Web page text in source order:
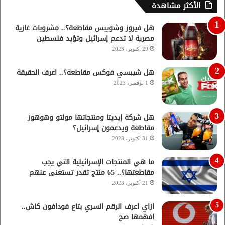
الأكثر مشاهدة
هل فيروز وشويبس مقاطعة؟.. مشروبات غازية
مصرية لا تدعم إسرائيل وتؤيد فلسطين
29 أكتوبر، 2023
هل شيبسي فوكس مقاطعة؟.. اعرف الحقيقة
1 نوفمبر، 2023
هل شركة إيديتا ومنتجاتها مولتو وهوهوز
مقاطعة ويدعمون إسرائيل؟
31 أكتوبر، 2023
ما هي المنتجات الإسرائيلية التي يجب
مقاطعتها؟.. 65 منتج تقدر تستغنى عنهم
21 أكتوبر، 2023
ازاي اعرف الرقم السري بتاع فودافون كاش..
افهمها صح